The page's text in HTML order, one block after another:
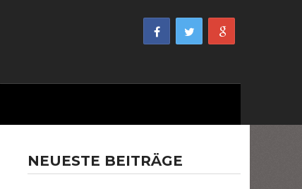
NEUESTE BEITRÄGE